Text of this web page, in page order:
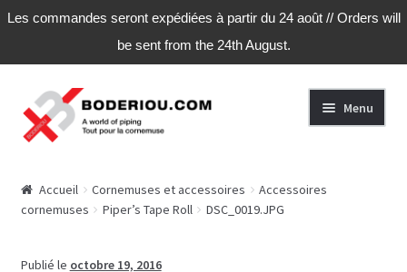
Les commandes seront expédiées à partir du 24 août // Orders will
be sent from the 24th August.
Aller
à
la
Aller
au
contenu
Menu
Accueil Cornemuses et accessoires
Accessoires
cornemuses
Piper’s Tape Roll DSC_0019.JPG
Publié le octobre 19, 2016